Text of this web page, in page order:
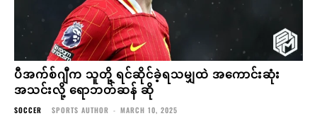
ပီအက်စ်ဂျီက သူတို့ ရင်ဆိုင်ခဲ့ရသမျှထဲ အကောင်းဆုံး
အသင်းလို့ ရောဘတ်ဆန် ဆို
SOCCER SPORTS AUTHOR - MARCH 10, 2025